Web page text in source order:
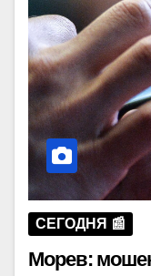
СЕГОДНЯ 📰
Морев: